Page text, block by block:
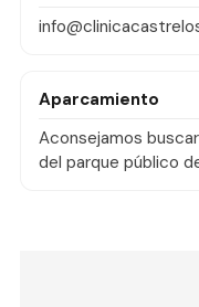
Aparcamiento
Aconsejamos
del parque público